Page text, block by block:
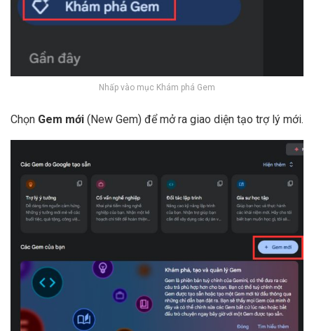
Nhấp vào mục Khám phá Gem
Chọn Gem mới (New Gem) để mở ra giao diện tạo trợ lý mới.